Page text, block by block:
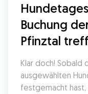
Buchung
Pfinztal
Klar doch! Sobald
ausgewählten
festgemacht